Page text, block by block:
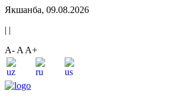
Якшанба, 09.08.2026
| |
A- A A+